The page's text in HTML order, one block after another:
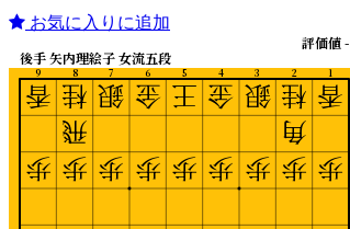
お気に入りに追加
1
2
3
4
5
6
7
8
9
後手 矢内理絵子 女流五段
評価値 -
香
歩
桂
角
歩
銀
歩
金
歩
王
歩
金
歩
銀
歩
桂
飛
歩
香
歩